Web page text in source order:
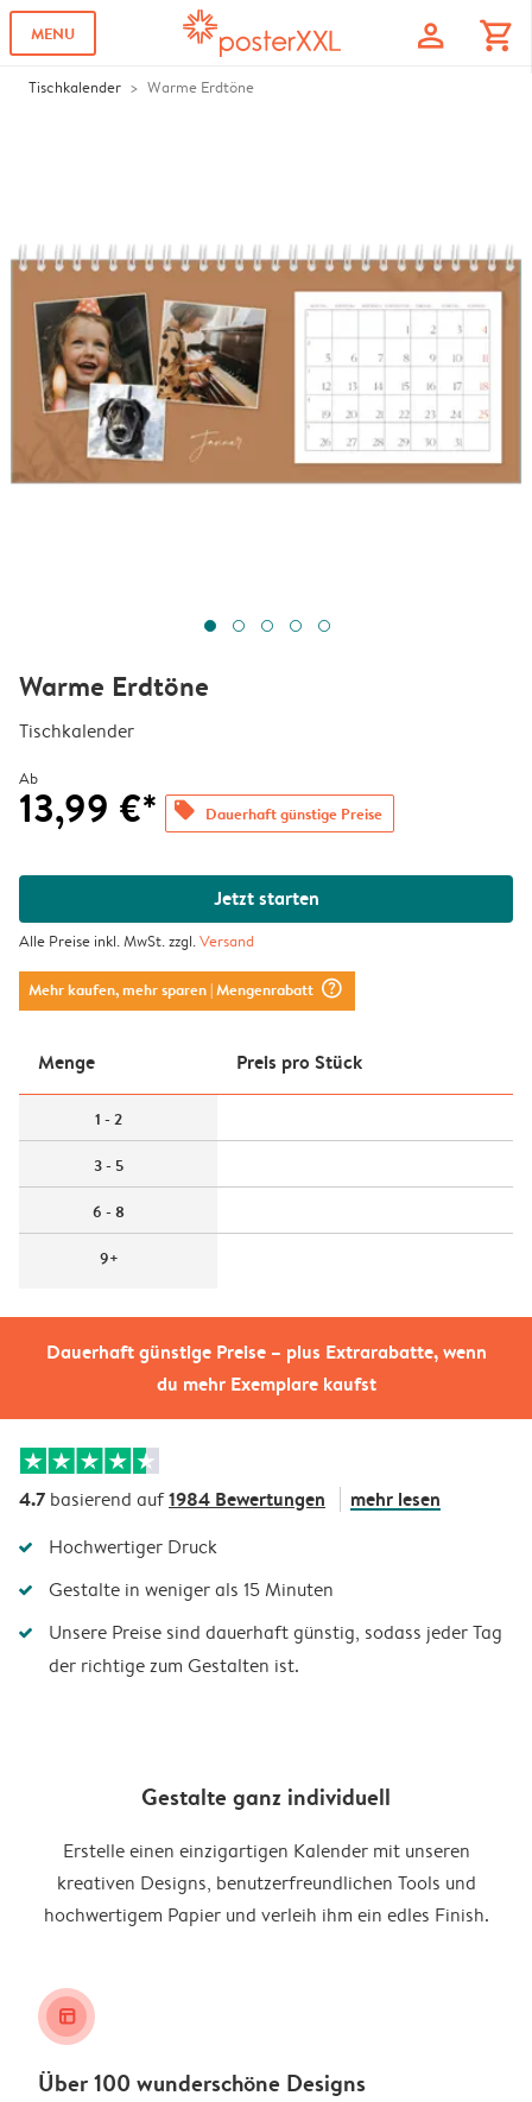
MENU profile shopping_cart
Tischkalender Warme Erdtöne
Dauerhaft günstige Preise – plus Extrarabatte, wenn
du mehr Exemplare kaufst
Warme Erdtöne
Tischkalender
Ab
13,99 €* offers Dauerhaft günstige Preise
Jetzt starten
Alle Preise inkl. MwSt. zzgl.Versand
Mehr kaufen, mehr sparen| Mengenrabatt question_mark_circle
Menge Preis pro Stück
1 - 2
3 - 5
6 - 8
9+
4.7 basierend auf1984 Bewertungen mehr lesen
Hochwertiger Druck
Gestalte in weniger als 15 Minuten
Unsere Preise sind dauerhaft günstig, sodass jeder Tag
der richtige zum Gestalten ist.
Gestalte ganz individuell
Erstelle einen einzigartigen Kalender mit unseren
kreativen Designs, benutzerfreundlichen Tools und
hochwertigem Papier und verleih ihm ein edles Finish.
layout_alt
Über 100 wunderschöne Designs